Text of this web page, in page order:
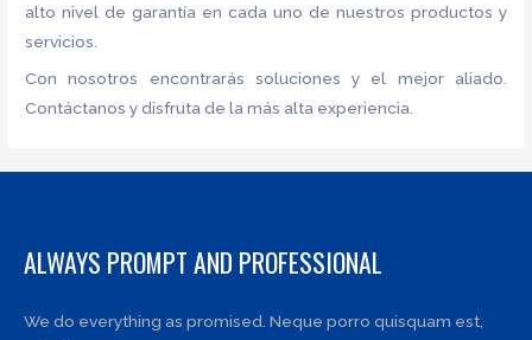
alto nivel de garantía en cada uno de nuestros productos y
servicios.
Con nosotros encontrarás soluciones y el mejor aliado.
Contáctanos y disfruta de la más alta experiencia.
ALWAYS PROMPT AND PROFESSIONAL
We do everything as promised. Neque porro quisquam est,